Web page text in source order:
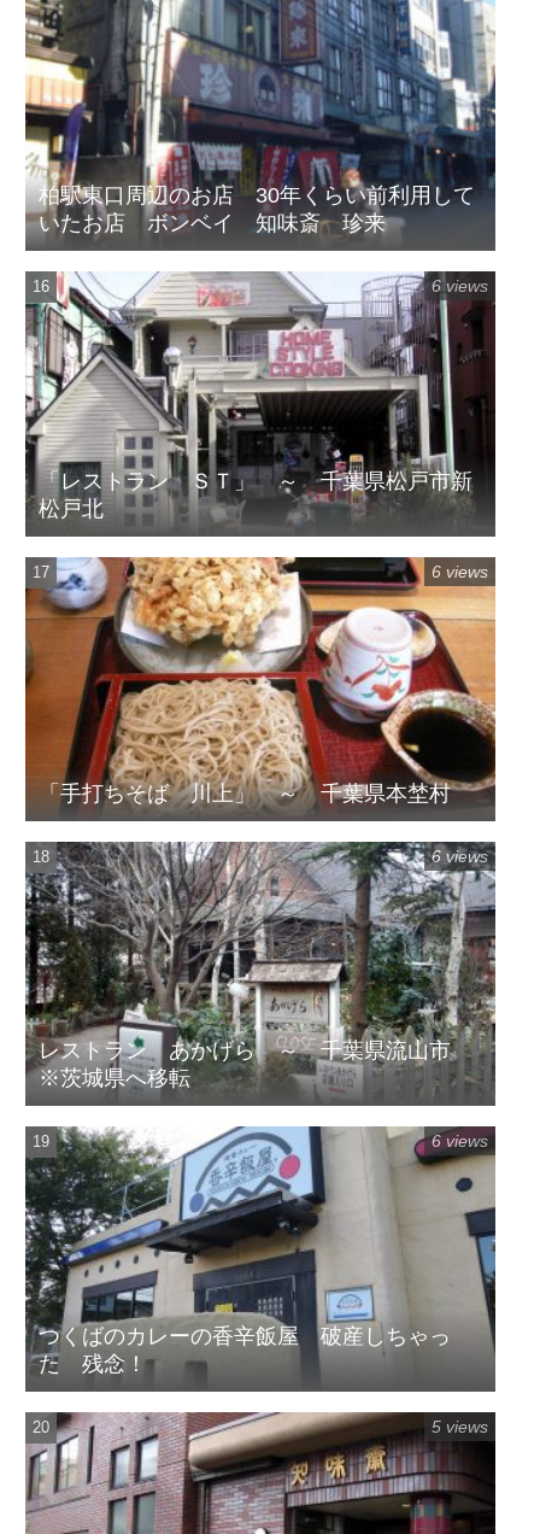
柏駅東口周辺のお店 30年くらい前利用して
いたお店 ボンベイ 知味斎 珍来
「レストラン ＳＴ」 ～ 千葉県松戸市新
松戸北
6 views
「手打ちそば 川上」 ～ 千葉県本埜村
6 views
レストラン あかげら ～ 千葉県流山市
※茨城県へ移転
6 views
つくばのカレーの香辛飯屋 破産しちゃっ
た 残念！
6 views
5 views